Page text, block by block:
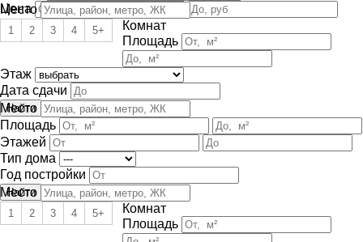
Цена
Место
Комнат
1 2 3 4 5+
Площадь
Этаж
Дата сдачи
Место
Площадь
Этажей
Тип дома
Год постройки
Место
Комнат
1 2 3 4 5+
Площадь